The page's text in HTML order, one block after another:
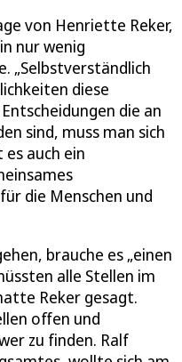
von Henriette Reker,
nur wenig
„Selbstverständlich
diese
die an
sind, muss man sich
auch ein
die Menschen und
brauche es „einen
alle Stellen im
Reker gesagt.
offen und
zu finden. Ralf